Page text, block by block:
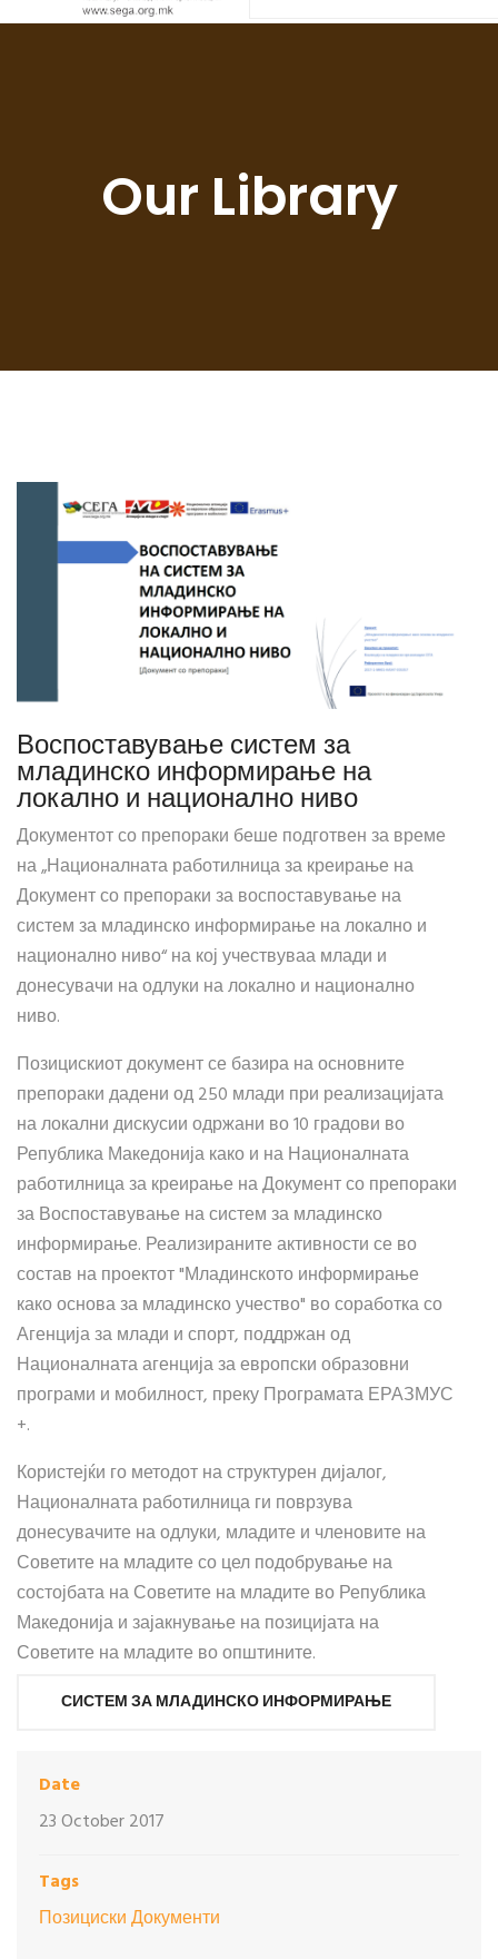
Our Library
Воспоставување систем за
младинско информирање на
локално и национално ниво
Документот со препораки беше подготвен за време
на „Националната работилница за креирање на
Документ со препораки за воспоставување на
систем за младинско информирање на локално и
национално ниво“ на кој учествуваа млади и
донесувачи на одлуки на локално и национално
ниво.
Позицискиот документ се базира на основните
препораки дадени од 250 млади при реализацијата
на локални дискусии одржани во 10 градови во
Република Македонија како и на Националната
работилница за креирање на Документ со препораки
за Воспоставување на систем за младинско
информирање. Реализираните активности се во
состав на проектот "Младинското информирање
како основа за младинско учество" во соработка со
Агенција за млади и спорт, поддржан од
Националната агенција за европски образовни
програми и мобилност, преку Програмата ЕРАЗМУС
+.
Користејќи го методот на структурен дијалог,
Националната работилница ги поврзува
донесувачите на одлуки, младите и членовите на
Советите на младите со цел подобрување на
состојбата на Советите на младите во Република
Македонија и зајакнување на позицијата на
Советите на младите во општините.
СИСТЕМ ЗА МЛАДИНСКО ИНФОРМИРАЊЕ
Date
23 October 2017
Tags
Позициски Документи